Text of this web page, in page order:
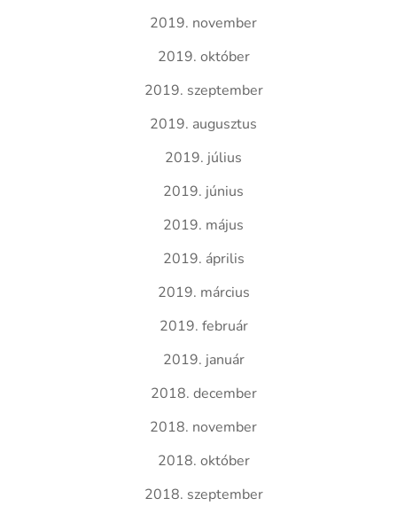
2019. november
2019. október
2019. szeptember
2019. augusztus
2019. július
2019. június
2019. május
2019. április
2019. március
2019. február
2019. január
2018. december
2018. november
2018. október
2018. szeptember